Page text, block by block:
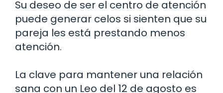
Su deseo de ser el centro de atención
puede generar celos si sienten que su
pareja les está prestando menos
atención.
La clave para mantener una relación
sana con un Leo del 12 de agosto es